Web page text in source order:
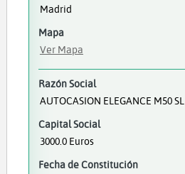
Madrid
Mapa
Ver Mapa
Razón Social
AUTOCASION ELEGANCE M50 SL
Capital Social
3000.0 Euros
Fecha de Constitución